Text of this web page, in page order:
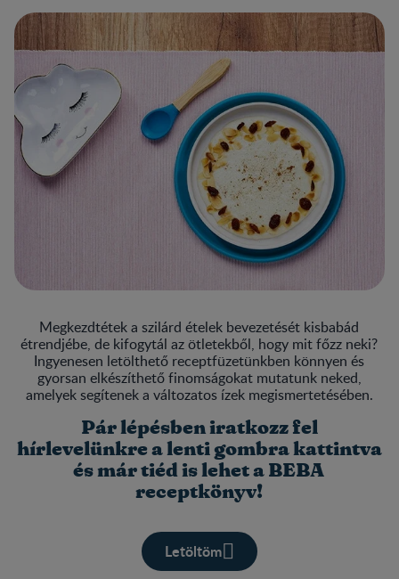
Megkezdtétek a szilárd ételek bevezetését kisbabád
étrendjébe, de kifogytál az ötletekből, hogy mit főzz neki?
Ingyenesen letölthető receptfüzetünkben könnyen és
gyorsan elkészíthető finomságokat mutatunk neked,
amelyek segítenek a változatos ízek megismertetésében.
Pár lépésben iratkozz fel
hírlevelünkre a lenti gombra kattintva
és már tiéd is lehet a BEBA
receptkönyv!
Letöltöm